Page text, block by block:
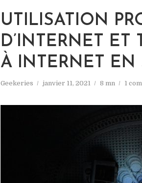
UTILISATION
D’INTERNET ET
À INTERNET EN
Geekeries janvier 11, 2021 8 mn 1